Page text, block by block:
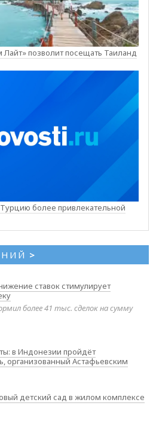
позволит посещать Таиланд
более привлекательной
>
ставок стимулирует
более 41 тыс. сделок на сумму
в Индонезии пройдёт
организованный Астафьевским
детский сад в жилом комплексе